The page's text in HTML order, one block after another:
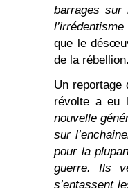
barrages sur
que le
de la rébellion.
Un reportage
révolte a eu
nouvelle
sur
pour la
guerre. Ils
s’entassent